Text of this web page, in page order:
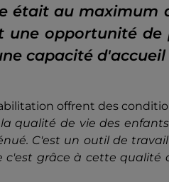
était au maximum
une opportunité
capacité
offrent des
qualité de vie des
C'est un outil de
grâce à cette qualité